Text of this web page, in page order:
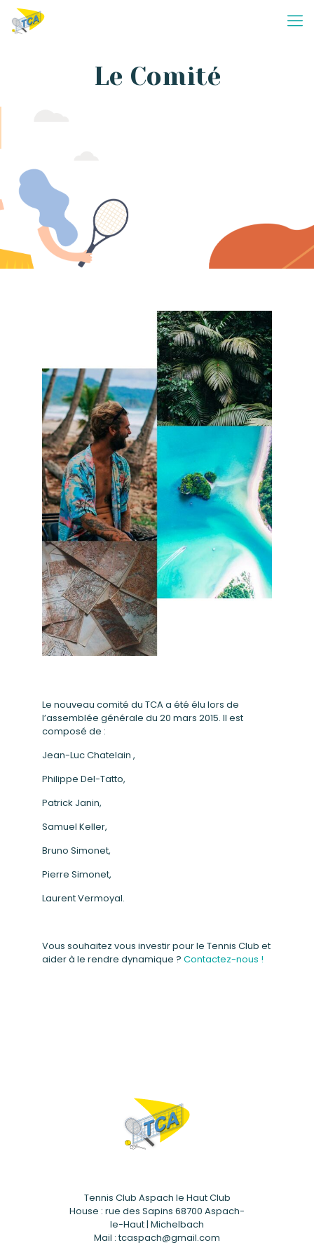
Le Comité
Le nouveau comité du TCA a été élu lors de
l’assemblée générale du 20 mars 2015. Il est
composé de :
Jean-Luc Chatelain ,
Philippe Del-Tatto,
Patrick Janin,
Samuel Keller,
Bruno Simonet,
Pierre Simonet,
Laurent Vermoyal.
Vous souhaitez vous investir pour le Tennis Club et
aider à le rendre dynamique ? Contactez-nous !
Tennis Club Aspach le Haut Club
House : rue des Sapins 68700 Aspach-
le-Haut | Michelbach
Mail : tcaspach@gmail.com